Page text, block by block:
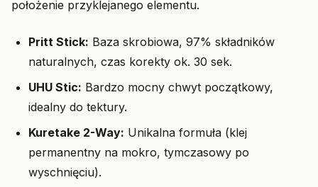
położenie przyklejanego elementu.
Pritt Stick: Baza skrobiowa, 97% składników
naturalnych, czas korekty ok. 30 sek.
UHU Stic: Bardzo mocny chwyt początkowy,
idealny do tektury.
Kuretake 2-Way: Unikalna formuła (klej
permanentny na mokro, tymczasowy po
wyschnięciu).